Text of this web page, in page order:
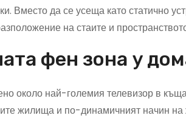
Вместо да се усеща като статично
на стаите и
фен зона у
около най-големия телевизор в
жилища и по-динамичният начин